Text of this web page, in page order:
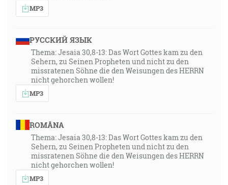
MP3
РУССКИЙ ЯЗЫК
Thema: Jesaia 30,8-13: Das Wort Gottes kam zu den
Sehern, zu Seinen Propheten und nicht zu den
missratenen Söhne die den Weisungen des HERRN
nicht gehorchen wollen!
MP3
ROMÂNA
Thema: Jesaia 30,8-13: Das Wort Gottes kam zu den
Sehern, zu Seinen Propheten und nicht zu den
missratenen Söhne die den Weisungen des HERRN
nicht gehorchen wollen!
MP3